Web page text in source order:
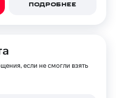
ПОДРОБНЕЕ
если не смогли взять